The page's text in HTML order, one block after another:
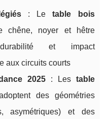
: Letable bois
chêne, noyer et hêtre
et impact
aux circuits courts
2025: Les table
des géométries
asymétriques) et des